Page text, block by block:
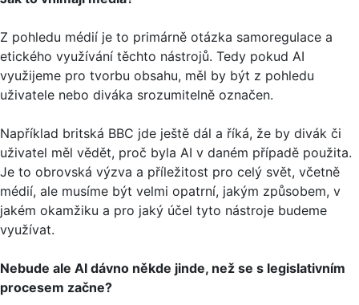
Z pohledu médií je to primárně otázka samoregulace a
etického využívání těchto nástrojů. Tedy pokud AI
využijeme pro tvorbu obsahu, měl by být z pohledu
uživatele nebo diváka srozumitelně označen.
Například britská BBC jde ještě dál a říká, že by divák či
uživatel měl vědět, proč byla AI v daném případě použita.
Je to obrovská výzva a příležitost pro celý svět, včetně
médií, ale musíme být velmi opatrní, jakým způsobem, v
jakém okamžiku a pro jaký účel tyto nástroje budeme
využívat.
Nebude ale AI dávno někde jinde, než se s legislativním
procesem začne?